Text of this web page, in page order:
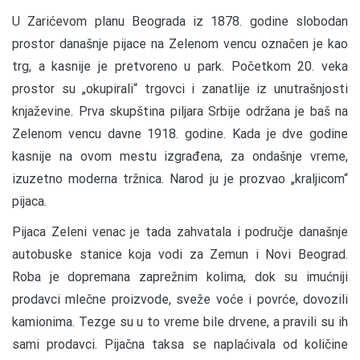
U Zarićevom planu Beograda iz 1878. godine slobodan
prostor današnje pijace na Zelenom vencu označen je kao
trg, a kasnije je pretvoreno u park. Početkom 20. veka
prostor su „okupirali“ trgovci i zanatlije iz unutrašnjosti
knjaževine. Prva skupština piljara Srbije održana je baš na
Zelenom vencu davne 1918. godine. Kada je dve godine
kasnije na ovom mestu izgrađena, za ondašnje vreme,
izuzetno moderna tržnica. Narod ju je prozvao „kraljicom“
pijaca.
Pijaca Zeleni venac je tada zahvatala i područje današnje
autobuske stanice koja vodi za Zemun i Novi Beograd.
Roba je dopremana zaprežnim kolima, dok su imućniji
prodavci mlečne proizvode, sveže voće i povrće, dovozili
kamionima. Tezge su u to vreme bile drvene, a pravili su ih
sami prodavci. Pijačna taksa se naplaćivala od količine